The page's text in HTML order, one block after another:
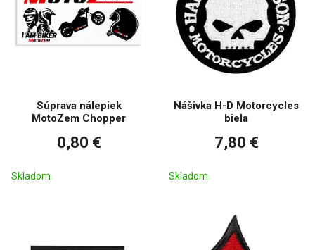
Súprava nálepiek
MotoZem Chopper
0,80 €
Skladom
Nášivka H-D Motorcycles
biela
7,80 €
Skladom